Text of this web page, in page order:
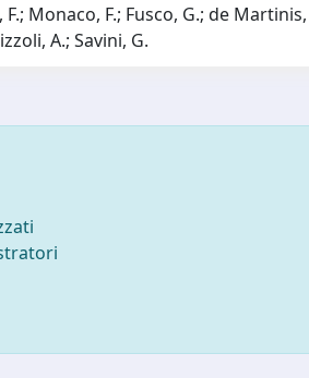
Monaco, F.; Fusco, G.; de
A.; Savini, G.